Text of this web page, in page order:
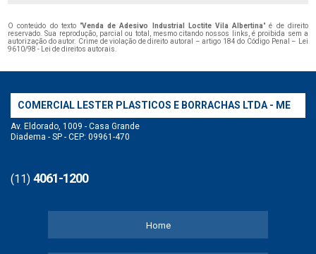
O conteúdo do texto "Venda de Adesivo Industrial Loctite Vila Albertina" é de direito
reservado. Sua reprodução, parcial ou total, mesmo citando nossos links, é proibida sem a
autorização do autor. Crime de violação de direito autoral – artigo 184 do Código Penal –
Lei
9610/98 - Lei de direitos autorais
COMERCIAL LESTER PLASTICOS E BORRACHAS LTDA - ME
Av. Eldorado, 1009 - Casa Grande
Diadema - SP - CEP: 09961-470
(11) 4061-1200
Home